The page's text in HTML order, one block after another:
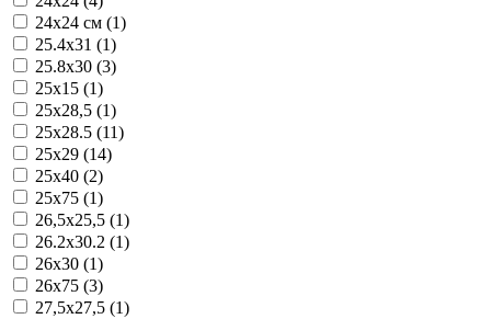
24x24 см (1)
25.4x31 (1)
25.8x30 (3)
25x15 (1)
25x28,5 (1)
25x28.5 (11)
25x29 (14)
25x40 (2)
25x75 (1)
26,5x25,5 (1)
26.2x30.2 (1)
26x30 (1)
26x75 (3)
27,5x27,5 (1)